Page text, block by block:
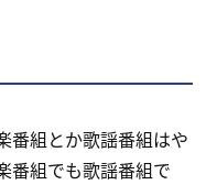
番組とか歌謡番組はや
番組でも歌謡番組で